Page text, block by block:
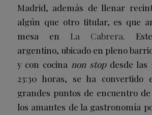
Madrid, además de llenar
algún que otro titular, es que
mesa en La Cabrera.
argentino, ubicado en pleno
y con cocina non stopdesde las
23:30 horas, se ha convertido
grandes puntos de encuentro
los amantes de la gastronomía